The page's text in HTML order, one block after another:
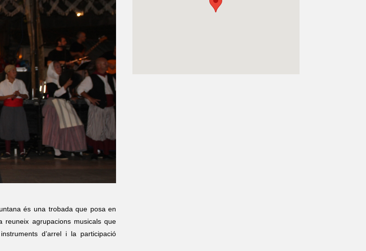
és una trobada que posa en
agrupacions musicals que
d’arrel i la participació